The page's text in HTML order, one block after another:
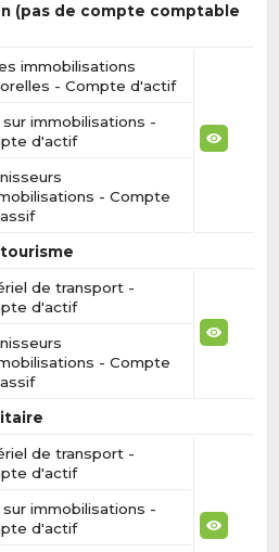
(pas de compte comptable
immobilisations
- Compte d'actif
sur immobilisations -
d'actif
- Compte
de transport -
d'actif
- Compte
de transport -
d'actif
sur immobilisations -
d'actif